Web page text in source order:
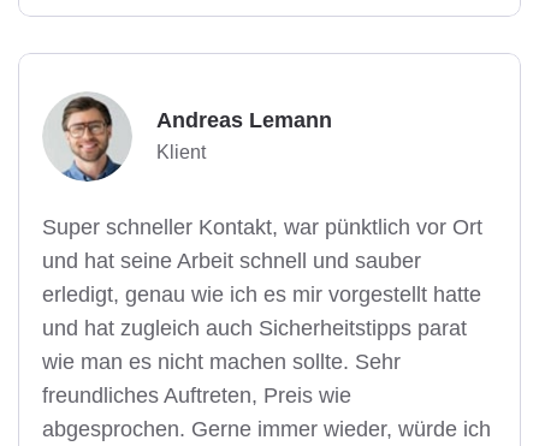
Andreas Lemann
Klient
Super schneller Kontakt, war pünktlich vor Ort
und hat seine Arbeit schnell und sauber
erledigt, genau wie ich es mir vorgestellt hatte
und hat zugleich auch Sicherheitstipps parat
wie man es nicht machen sollte. Sehr
freundliches Auftreten, Preis wie
abgesprochen. Gerne immer wieder, würde ich